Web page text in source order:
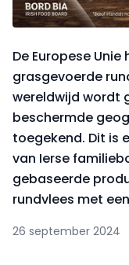
De Europese
grasgevoerde
wereldwijd wordt
beschermde
toegekend. Dit is
van Ierse
gebaseerde
rundvlees met
26 september 2024